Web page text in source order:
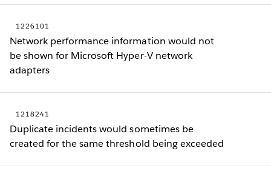
1226101
Network performance information would not
be shown for Microsoft Hyper-V network
adapters
1218241
Duplicate incidents would sometimes be
created for the same threshold being exceeded